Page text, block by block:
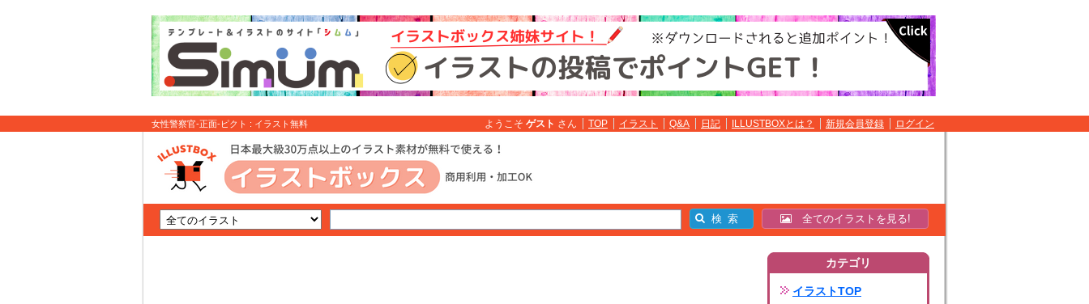
女性警察官-正面-ピクト : イラスト無料 ようこそ ゲスト さん TOP イラスト Q&A 日記 ILLUSTBOXとは？ 新規会員登録 ログイン
全てのイラストを見る!
カテゴリ
イラストTOP